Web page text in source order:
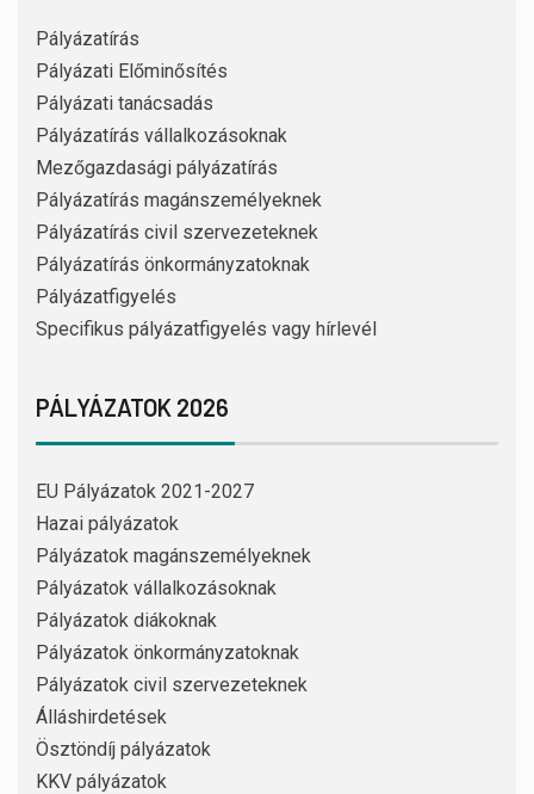
Pályázatírás
Pályázati Előminősítés
Pályázati tanácsadás
Pályázatírás vállalkozásoknak
Mezőgazdasági pályázatírás
Pályázatírás magánszemélyeknek
Pályázatírás civil szervezeteknek
Pályázatírás önkormányzatoknak
Pályázatfigyelés
Specifikus pályázatfigyelés vagy hírlevél
PÁLYÁZATOK 2026
EU Pályázatok 2021-2027
Hazai pályázatok
Pályázatok magánszemélyeknek
Pályázatok vállalkozásoknak
Pályázatok diákoknak
Pályázatok önkormányzatoknak
Pályázatok civil szervezeteknek
Álláshirdetések
Ösztöndíj pályázatok
KKV pályázatok